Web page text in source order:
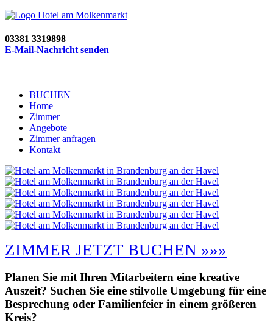
03381 3319898
E-Mail-Nachricht senden
BUCHEN
Home
Zimmer
Angebote
Zimmer anfragen
Kontakt
ZIMMER JETZT BUCHEN »»»
Planen Sie mit Ihren Mitarbeitern eine kreative
Auszeit? Suchen Sie eine stilvolle Umgebung für eine
Besprechung oder Familienfeier in einem größeren
Kreis?